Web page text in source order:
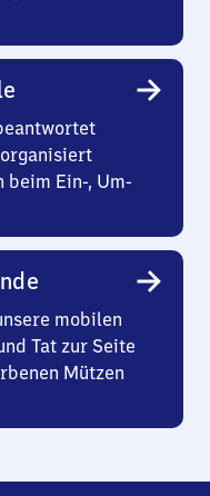
beim Ein-, Um-
mobilen
Tat zur Seite
Mützen